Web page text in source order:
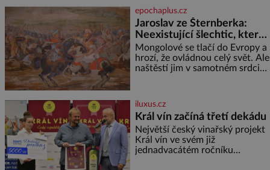
by doufal, že horká zem u
herečky ze seriálu Ulice a
režiséra vychladne,
epochaplus.cz
Jaroslav ze Šternberka:
Neexistující šlechtic, který
z Moravy vyžene Mongoly
Mongolové se tlačí do Evropy a
hrozí, že ovládnou celý svět. Ale
naštěstí jim v samotném srdci
dobyvatelské hordy zastavit. Co
nedokáže žádná z asijských říší,
co nedokážou Němci – to
dokáže český král. Nebo že by
ne? Mongolové od roku 1223
postupují podél Kaspického a
iluxus.cz
Král vín začíná třetí dekádu
Největší český vinařský projekt
Král vín ve svém již
jednadvacátém ročníku